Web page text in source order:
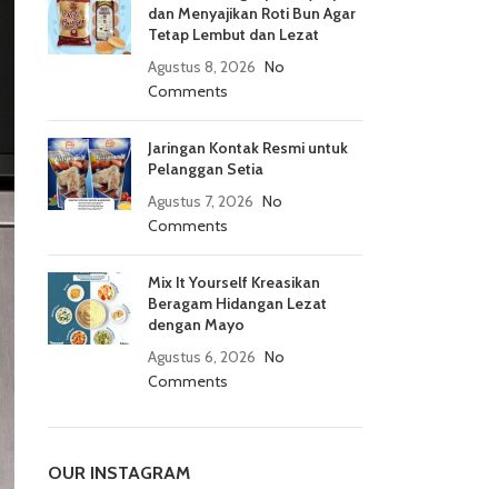
dan Menyajikan Roti Bun Agar
Tetap Lembut dan Lezat
Agustus 8, 2026 No
Comments
Jaringan Kontak Resmi untuk
Pelanggan Setia
Agustus 7, 2026 No
Comments
Mix It Yourself Kreasikan
Beragam Hidangan Lezat
dengan Mayo
Agustus 6, 2026 No
Comments
OUR INSTAGRAM